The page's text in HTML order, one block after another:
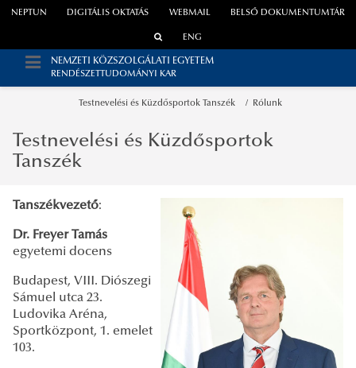
WEBMAIL
NEPTUN DIGITÁLIS OKTATÁS BELSŐ DOKUMENTUMTÁR
ENG
NEMZETI KÖZSZOLGÁLATI EGYETEM
RENDÉSZETTUDOMÁNYI KAR
Testnevelési és Küzdősportok Tanszék Rólunk
Testnevelési és Küzdősportok
Tanszék
Tanszékvezető:
Dr. Freyer Tamás
egyetemi docens
Budapest, VIII. Diószegi
Sámuel utca 23.
Ludovika Aréna,
Sportközpont, 1. emelet
103.